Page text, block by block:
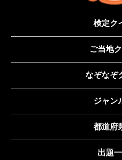
検定ク
ご当地
なぞなぞ
ジャン
都道府
出題